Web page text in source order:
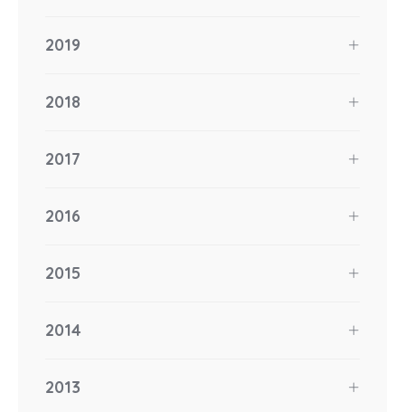
2019
2018
2017
2016
2015
2014
2013